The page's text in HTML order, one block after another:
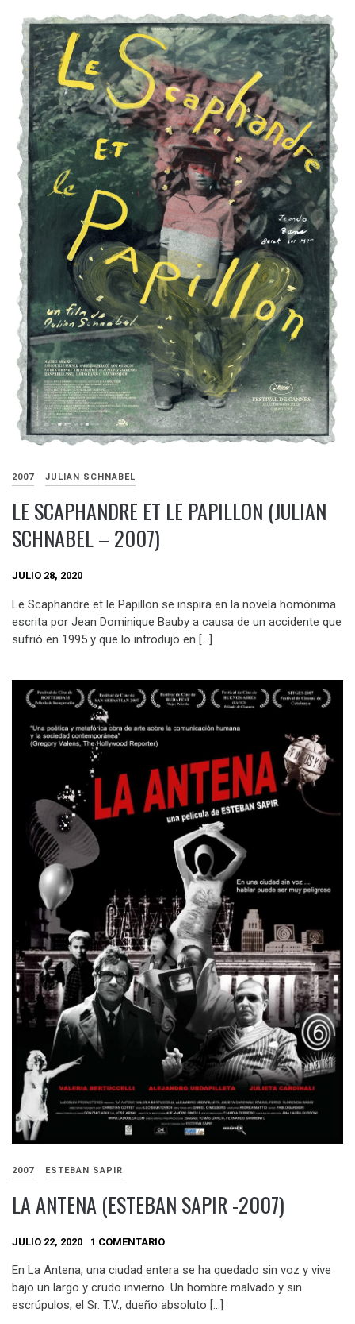
2007 JULIAN SCHNABEL
LE SCAPHANDRE ET LE PAPILLON (JULIAN
SCHNABEL – 2007)
JULIO 28, 2020
Le Scaphandre et le Papillon se inspira en la novela homónima
escrita por Jean Dominique Bauby a causa de un accidente que
sufrió en 1995 y que lo introdujo en […]
2007 ESTEBAN SAPIR
LA ANTENA (ESTEBAN SAPIR -2007)
JULIO 22, 2020 1 COMENTARIO
En La Antena, una ciudad entera se ha quedado sin voz y vive
bajo un largo y crudo invierno. Un hombre malvado y sin
escrúpulos, el Sr. T.V., dueño absoluto […]